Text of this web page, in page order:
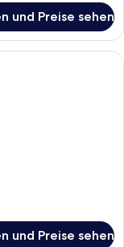
und Preise sehen
mit Bett,
und Preise sehen